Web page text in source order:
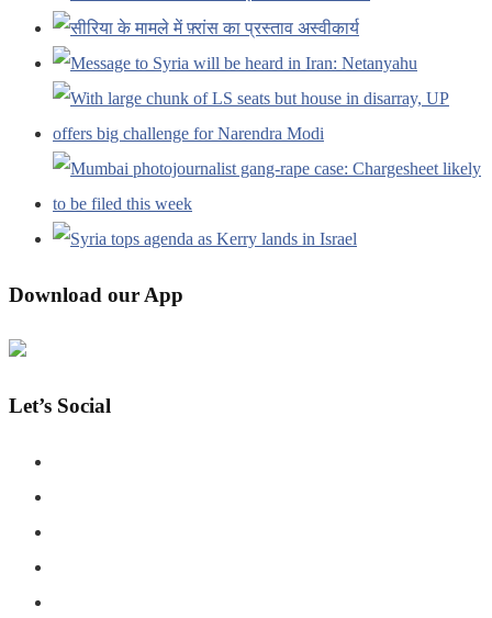
Download our App
Let’s Social